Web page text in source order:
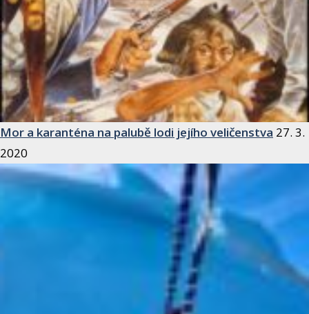
Mor a karanténa na palubě lodi jejího veličenstva 27. 3.
2020